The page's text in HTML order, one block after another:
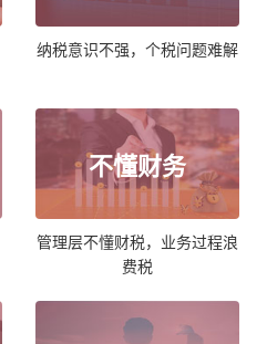
纳税意识不强，个税问题难解
不懂财务
管理层不懂财税，业务过程浪
费税